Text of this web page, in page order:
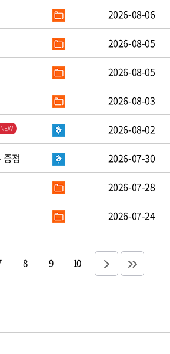
2026-08-06
2026-08-05
2026-08-05
2026-08-03
2026-08-02
정 2026-07-30
2026-07-28
2026-07-24
8 9 10